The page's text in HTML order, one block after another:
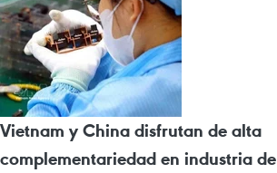
Vietnam y China disfrutan de alta
complementariedad en industria de